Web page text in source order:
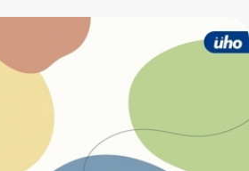
研究也發現，假使患者後續才新出現糖
常變為過重，也同樣增加死亡機率。 在
B肝患者的危害最為顯著；若糖化血色素
B肝病人的肝病死亡風險為控制在6.0%
教授呼籲，B肝患者除了定期回診追蹤肝
同時留意代謝症候群情形，一旦發現血
瘤11.6公分，因過大而無法進行切除，
療」成功縮小腫瘤，再透過外科手術方
回健康生活。 B、C型肝炎也就
的主因，事實上也有非病毒性肝炎，像
會導致癌症。肝癌之所以兇猛，是因為
肝癌細胞的增生和腫瘤位置的不同，才
狀有像是上腹部疼痛、腹脹、疲倦、食